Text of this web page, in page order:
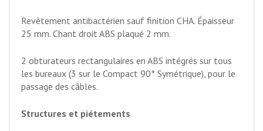
Revêtement antibactérien sauf finition CHA. Épaisseur
25 mm. Chant droit ABS plaqué 2 mm.
2 obturateurs rectangulaires en ABS intégrés sur tous
les bureaux (3 sur le Compact 90° Symétrique), pour le
passage des câbles.
Structures et piétements